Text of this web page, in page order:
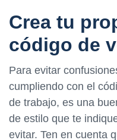
Crea tu
código de
Para evitar
cumpliendo con el
de trabajo, es una
de estilo que te
evitar. Ten en cuenta